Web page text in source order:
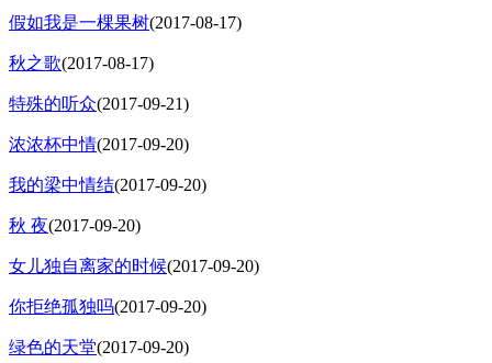
假如我是一棵果树(2017-08-17)
秋之歌(2017-08-17)
特殊的听众(2017-09-21)
浓浓杯中情(2017-09-20)
我的梁中情结(2017-09-20)
秋 夜(2017-09-20)
女儿独自离家的时候(2017-09-20)
你拒绝孤独吗(2017-09-20)
绿色的天堂(2017-09-20)